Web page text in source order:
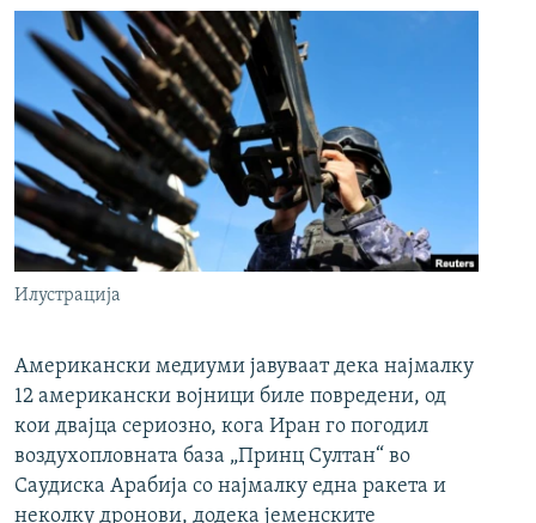
Илустрација
Американски медиуми јавуваат дека најмалку
12 американски војници биле повредени, од
кои двајца сериозно, кога Иран го погодил
воздухопловната база „Принц Султан“ во
Саудиска Арабија со најмалку една ракета и
неколку дронови, додека јеменските